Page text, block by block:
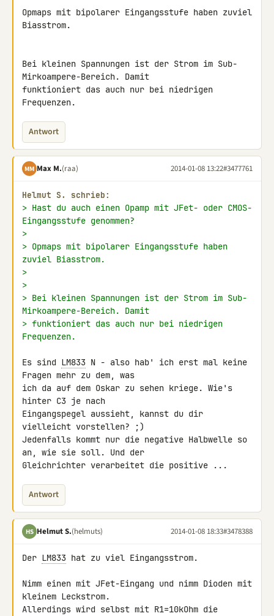
Opmaps mit bipolarer Eingangsstufe haben zuviel
Biasstrom.
Bei kleinen Spannungen ist der Strom im Sub-
Mirkoampere-Bereich. Damit
funktioniert das auch nur bei niedrigen
Frequenzen.
Antwort
MM Max M.(raa) 2014-01-08 13:22#3477761
Helmut S. schrieb:
> Hast du auch einen Opamp mit JFet- oder CMOS-
Eingangsstufe genommen?
>
> Opmaps mit bipolarer Eingangsstufe haben
zuviel Biasstrom.
>
>
> Bei kleinen Spannungen ist der Strom im Sub-
Mirkoampere-Bereich. Damit
> funktioniert das auch nur bei niedrigen
Frequenzen.
Es sind LM833 N - also hab' ich erst mal keine
Fragen mehr zu dem, was
ich da auf dem Oskar zu sehen kriege. Wie's
hinter C3 je nach
Eingangspegel aussieht, kannst du dir
vielleicht vorstellen? ;)
Jedenfalls kommt nur die negative Halbwelle so
an, wie sie soll. Und der
Gleichrichter verarbeitet die positive ...
Antwort
HS Helmut S.(helmuts) 2014-01-08 18:33#3478388
Der LM833 hat zu viel Eingangsstrom.
Nimm einen mit JFet-Eingang und nimm Dioden mit
kleinem Leckstrom.
Allerdings wird selbst mit R1=10kOhm die